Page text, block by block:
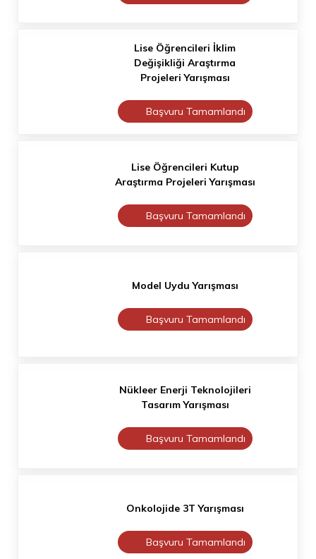
Lise Öğrencileri İklim
Değişikliği Araştırma
Projeleri Yarışması
Başvuru Tamamlandı
Lise Öğrencileri Kutup
Araştırma Projeleri Yarışması
Başvuru Tamamlandı
Model Uydu Yarışması
Başvuru Tamamlandı
Nükleer Enerji Teknolojileri
Tasarım Yarışması
Başvuru Tamamlandı
Onkolojide 3T Yarışması
Başvuru Tamamlandı